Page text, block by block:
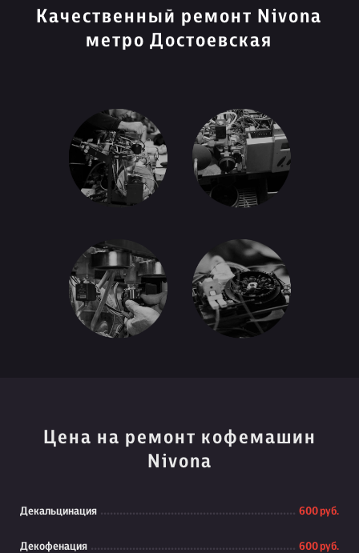
Качественный ремонт Nivona
метро Достоевская
Цена на ремонт кофемашин
Nivona
Декальцинация 600 руб.
Декофенация 600 руб.